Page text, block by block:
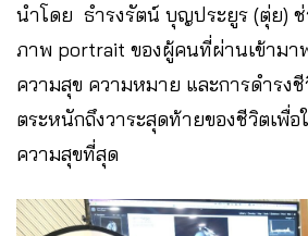
นำโดย ธำรงรัตน์ บุญประยูร (ตุ่ย)
ภาพ portrait ของผู้คนที่ผ่านเข้ามา
ความสุข ความหมาย และการดำรง
ตระหนักถึงวาระสุดท้ายของชีวิตเพื่
ความสุขที่สุด